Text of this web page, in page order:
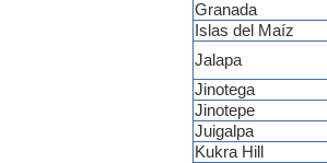
Granada
Islas del Maíz
Jalapa
Jinotega
Jinotepe
Juigalpa
Kukra Hill